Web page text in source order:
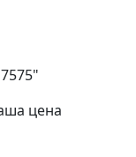
цена